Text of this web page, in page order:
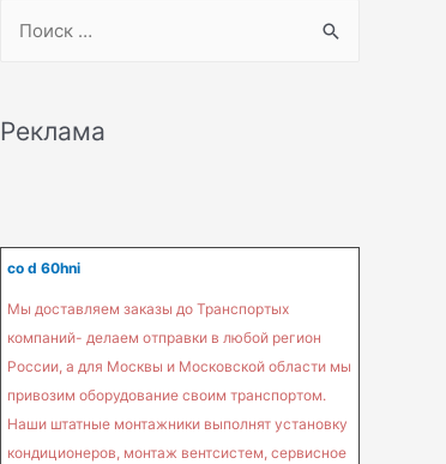
r
o
Реклама
co d 60hni
Мы доставляем заказы до Транспортых
компаний- делаем отправки в любой регион
России, а для Москвы и Московской области мы
привозим оборудование своим транспортом.
Наши штатные монтажники выполнят установку
кондиционеров, монтаж вентсистем, сервисное